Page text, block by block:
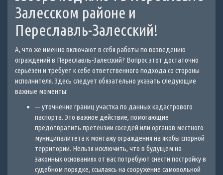
Залесском районе и
Переславль-Залесский!
А, что же именно включают в себя работы по возведению
ограждений в Переславль-Залесский? Вопрос этот достаточно
серьёзен и требует к себе ответственного подхода со стороны
исполнителя. Здесь следует обязательно указать следующие
важные моменты:
— уточнение границ участка по данных кадастрового
паспорта. Это важное действие, помогающие
предотвратить претензии соседей или органов местного
муниципалитета к монтажу ограждения на якобы спорной
территории. Нельзя исключить, что в будущем на
законных основаниях от вас потребуют снести постройку в
судебном порядке, ссылаясь на сооружение самовольной